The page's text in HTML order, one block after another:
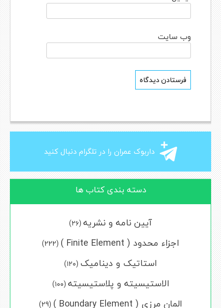
داربوک عمران را در تلگرام دنبال کنید
دسته بندی کتاب ها
آیین نامه و نشریه (۲۶)
اجزاء محدود ( Finite Element ) (222)
استاتیک و دینامیک (۱۲۰)
الاستیسیته و پلاستیسیته (۱۰۰)
المان مرزی ( Boundary Element ) (29)
وب‌ سایت